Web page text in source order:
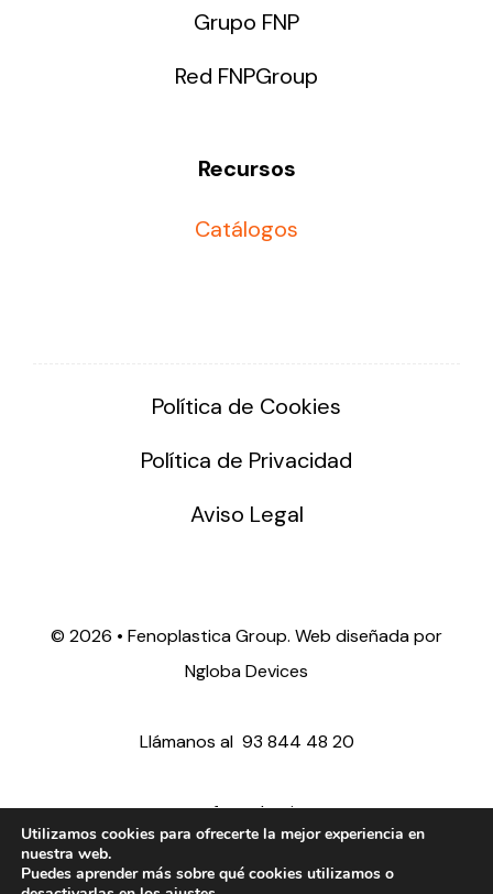
Grupo FNP
Red FNPGroup
Recursos
Catálogos
Política de Cookies
Política de Privacidad
Aviso Legal
© 2026 • Fenoplastica Group. Web diseñada por
Ngloba Devices
Llámanos al 93 844 48 20
ventas@fenoplastica.com
export@fenoplastica.com
Utilizamos cookies para ofrecerte la mejor experiencia en
nuestra web.
Puedes aprender más sobre qué cookies utilizamos o